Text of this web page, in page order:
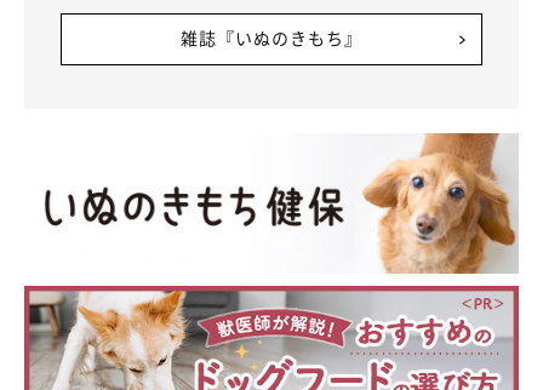
※記事と写真に関連性はありませんので予めご了承ください。
雑誌『いぬのきもち』